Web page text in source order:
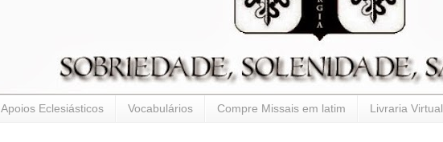
Apoios Eclesiásticos Vocabulários Compre Missais em latim Livraria Virtual